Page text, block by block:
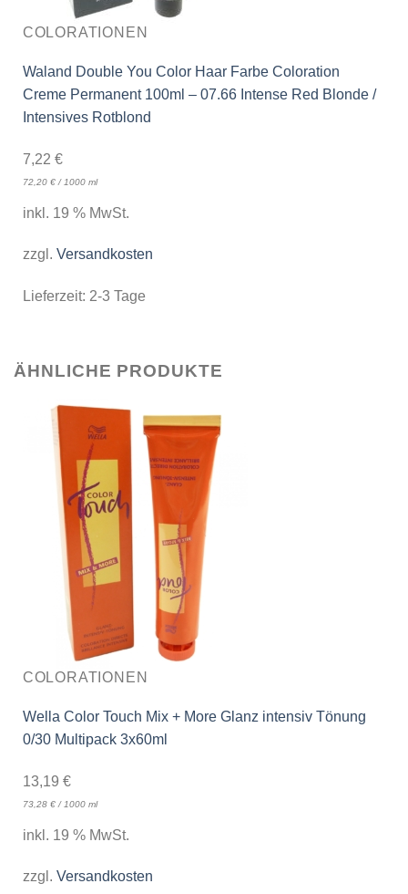
COLORATIONEN
Waland Double You Color Haar Farbe Coloration
Creme Permanent 100ml – 07.66 Intense Red Blonde /
Intensives Rotblond
7,22 €
72,20 €/ 1000 ml
inkl. 19 % MwSt.
zzgl. Versandkosten
Lieferzeit: 2-3 Tage
ÄHNLICHE PRODUKTE
COLORATIONEN
Wella Color Touch Mix + More Glanz intensiv Tönung
0/30 Multipack 3x60ml
13,19 €
73,28 €/ 1000 ml
inkl. 19 % MwSt.
zzgl. Versandkosten